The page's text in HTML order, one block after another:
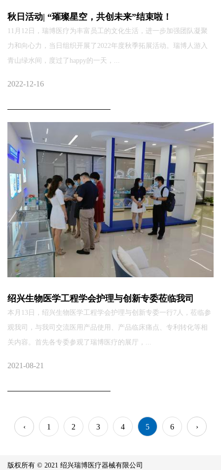
秋日活动| “璀璨星空，共创未来”结束啦！
11月12日，瑞博医疗为丰富员工的文化生活，进一步加强团队凝聚
力和向心力，当日组织开展了2022年度秋季拓展活动。瑞博人游入
青山绿水间，度过了happy的一天，...
2022-12-16
绍兴生物医学工程学会护理与创新专委莅临我司
本月13日，绍兴生物医学工程学会护理与创新专委一行7人，莅临参
观我司，与我司交流医用产品使用、产品临床痛点、专利转化等相
关内容。首先各专委参观了瑞博医疗的展厅，...
2021-08-21
‹ 1 2 3 4 5 6 ›
版权所有 © 2021 绍兴瑞博医疗器械有限公司